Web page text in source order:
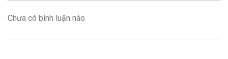
Chưa có bình luận nào